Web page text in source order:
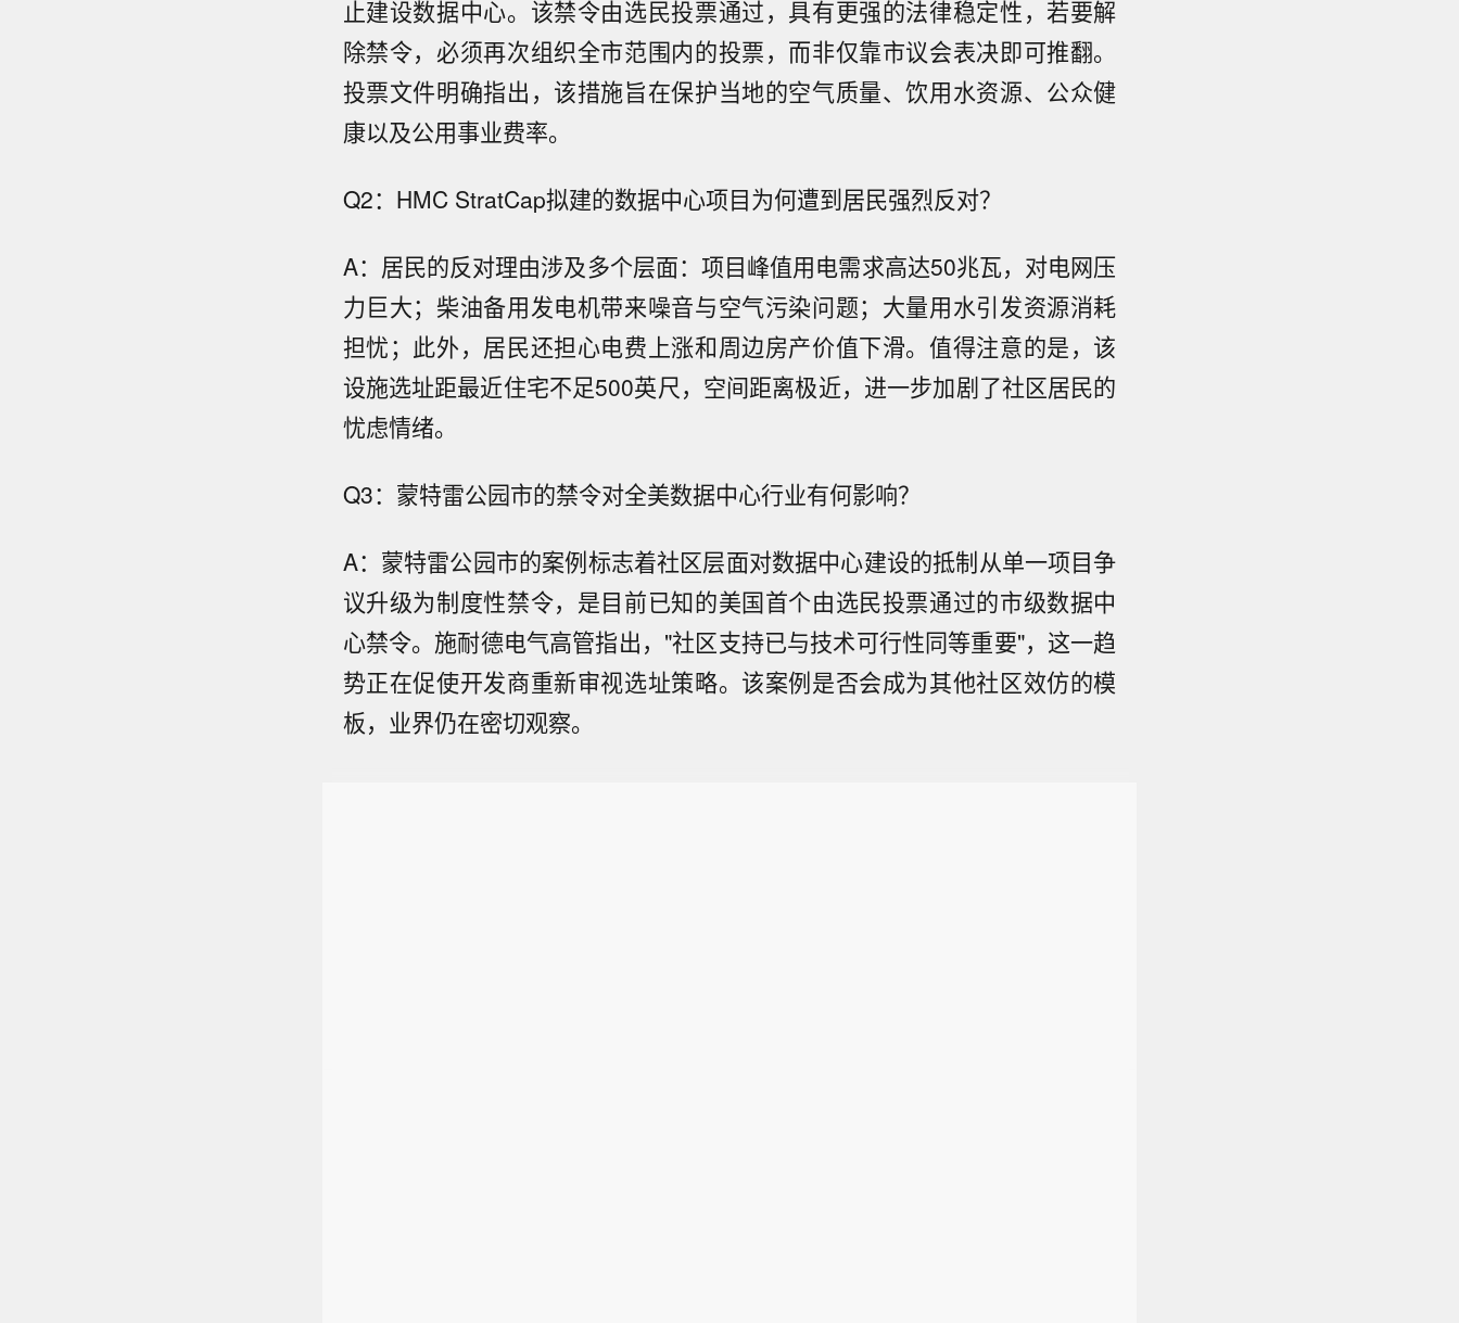
止建设数据中心。该禁令由选民投票通过，具有更强的法律稳定性，若要解
除禁令，必须再次组织全市范围内的投票，而非仅靠市议会表决即可推翻。
投票文件明确指出，该措施旨在保护当地的空气质量、饮用水资源、公众健
康以及公用事业费率。
Q2：HMC StratCap拟建的数据中心项目为何遭到居民强烈反对？
A：居民的反对理由涉及多个层面：项目峰值用电需求高达50兆瓦，对电网压
力巨大；柴油备用发电机带来噪音与空气污染问题；大量用水引发资源消耗
担忧；此外，居民还担心电费上涨和周边房产价值下滑。值得注意的是，该
设施选址距最近住宅不足500英尺，空间距离极近，进一步加剧了社区居民的
忧虑情绪。
Q3：蒙特雷公园市的禁令对全美数据中心行业有何影响？
A：蒙特雷公园市的案例标志着社区层面对数据中心建设的抵制从单一项目争
议升级为制度性禁令，是目前已知的美国首个由选民投票通过的市级数据中
心禁令。施耐德电气高管指出，"社区支持已与技术可行性同等重要"，这一趋
势正在促使开发商重新审视选址策略。该案例是否会成为其他社区效仿的模
板，业界仍在密切观察。